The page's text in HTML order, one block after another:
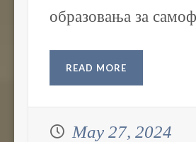
образовања за
READ MORE
May 27, 2024